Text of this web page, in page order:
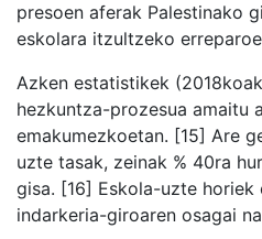
presoen aferak Palestinako
eskolara itzultzeko
Azken estatistikek
hezkuntza-prozesua amaitu
emakumezkoetan. [15] Are
uzte tasak, zeinak % 40ra
gisa. [16] Eskola-uzte
indarkeria-giroaren osagai